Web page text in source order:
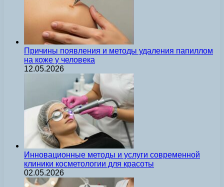
Причины появления и методы удаления папиллом
на коже у человека
12.05.2026
Инновационные методы и услуги современной
клиники косметологии для красоты
02.05.2026